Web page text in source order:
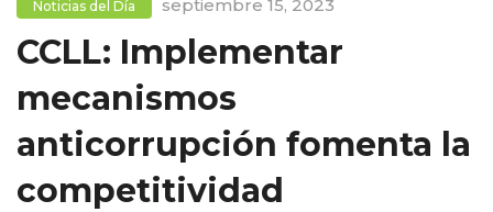
Noticias del Día septiembre 15, 2023
CCLL: Implementar
mecanismos
anticorrupción fomenta la
competitividad